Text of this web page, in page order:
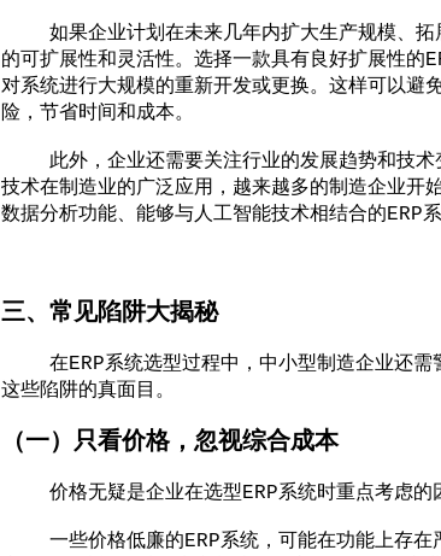
如果企业计划在未来几年内扩大生产规模、拓
的可扩展性和灵活性。选择一款具有良好扩展性的
对系统进行大规模的重新开发或更换。这样可以避
险，节省时间和成本。
此外，企业还需要关注行业的发展趋势和技术
技术在制造业的广泛应用，越来越多的制造企业开
数据分析功能、能够与人工智能技术相结合的ERP
三、常见陷阱大揭秘
在ERP系统选型过程中，中小型制造企业还需
这些陷阱的真面目。
（一）只看价格，忽视综合成本
价格无疑是企业在选型ERP系统时重点考虑的因
一些价格低廉的ERP系统，可能在功能上存在